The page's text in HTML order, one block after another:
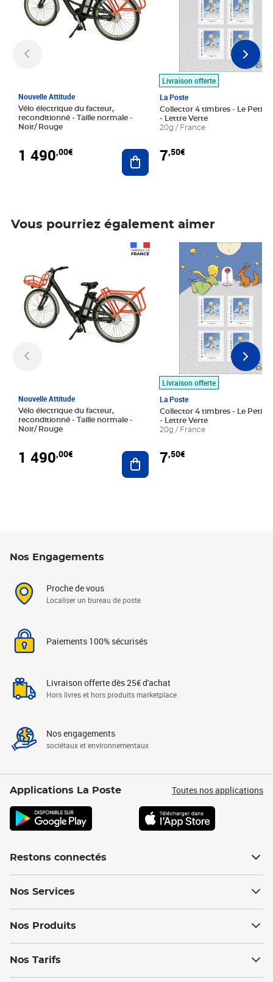
Nouvelle Attitude
Vélo électrique du facteur,
reconditionné - Taille normale -
Noir/ Rouge
1 490,00€ Ajouter au panier
Livraison offerte
La Poste
Collector 4 timbres - Le Petit
- Lettre Verte
20g / France
7,50€
Vous pourriez également aimer
Nouvelle Attitude
Vélo électrique du facteur,
reconditionné - Taille normale -
Noir/ Rouge
1 490,00€ Ajouter au panier
Livraison offerte
La Poste
Collector 4 timbres - Le Petit
- Lettre Verte
20g / France
7,50€
Prix 7,50€
Nos Engagements
Proche de vous
Localiser un bureau de poste
Paiements 100% sécurisés
Livraison offerte dès 25€ d'achat
Hors livres et hors produits marketplace
Nos engagements
sociétaux et environnementaux
Applications La Poste Toutes nos applications
Restons connectés
Nos Services
Nos Produits
Nos Tarifs